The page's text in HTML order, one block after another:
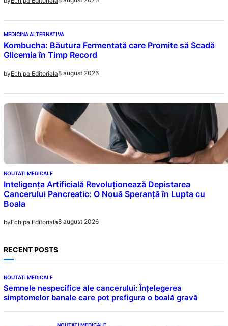
MEDICINA ALTERNATIVA
Kombucha: Băutura Fermentată care Promite să Scadă
Glicemia în Timp Record
byEchipa Editoriala8 august 2026
NOUTATI MEDICALE
Inteligența Artificială Revoluționează Depistarea
Cancerului Pancreatic: O Nouă Speranță în Lupta cu
Boala
byEchipa Editoriala8 august 2026
RECENT POSTS
NOUTATI MEDICALE
Semnele nespecifice ale cancerului: Înțelegerea
simptomelor banale care pot prefigura o boală gravă